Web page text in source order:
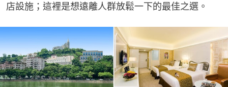
店設施；這裡是想遠離人群放鬆一下的最佳之選。